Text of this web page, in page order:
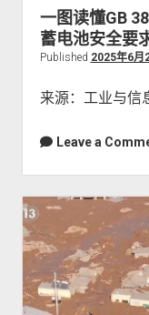
一图读懂GB
蓄电池安全要
Published 2025年6月
来源：工业与信
Leave a